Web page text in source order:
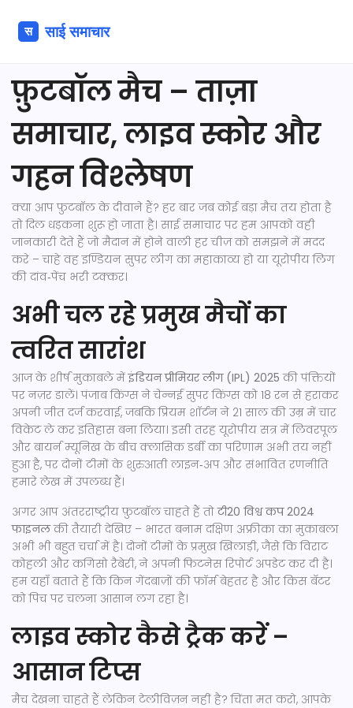
फ़ुटबॉल मैच – ताज़ा
समाचार, लाइव स्कोर और
गहन विश्लेषण
क्या आप फ़ुटबॉल के दीवाने हैं? हर बार जब कोई बड़ा मैच तय होता है
तो दिल धड़कना शुरू हो जाता है। साई समाचार पर हम आपको वही
जानकारी देते हैं जो मैदान में होने वाली हर चीज़ को समझने में मदद
करे – चाहे वह इण्डियन सुपर लीग का महाकाव्य हो या यूरोपीय लिग
की दांव‑पेंच भरी टक्कर।
अभी चल रहे प्रमुख मैचों का
त्वरित सारांश
आज के शीर्ष मुकाबले मेंइंडियन प्रीमियर लीग (IPL) 2025 की पंक्तियों
पर नज़र डालें। पंजाब किंग्स ने चेन्नई सुपर किंग्स को 18 रन से हराकर
अपनी जीत दर्ज करवाई, जबकि प्रियम शॉर्टन ने 21 साल की उम्र में चार
विकेट ले कर इतिहास बना लिया। इसी तरह यूरोपीय सत्र में लिवरपूल
और बायर्न म्यूनिख के बीच क्लासिक डर्बी का परिणाम अभी तय नहीं
हुआ है, पर दोनों टीमों के शुरुआती लाइन‑अप और संभावित रणनीति
हमारे लेख में उपलब्ध हैं।
अगर आप अंतरराष्ट्रीय फ़ुटबॉल चाहते हैं तोटी20 विश्व कप 2024
फाइनलकी तैयारी देखिए – भारत बनाम दक्षिण अफ्रीका का मुकाबला
अभी भी बहुत चर्चा में है। दोनों टीमों के प्रमुख खिलाड़ी, जैसे कि विराट
कोहली और कगिसो रैबेरी, ने अपनी फिटनेस रिपोर्ट अपडेट कर दी है।
हम यहाँ बताते हैं कि किन गेंदबाज़ों की फ़ॉर्म बेहतर है और किस बॅटर
को पिच पर चलना आसान लग रहा है।
लाइव स्कोर कैसे ट्रैक करें –
आसान टिप्स
मैच देखना चाहते हैं लेकिन टेलीविज़न नहीं है? चिंता मत करो, आपके